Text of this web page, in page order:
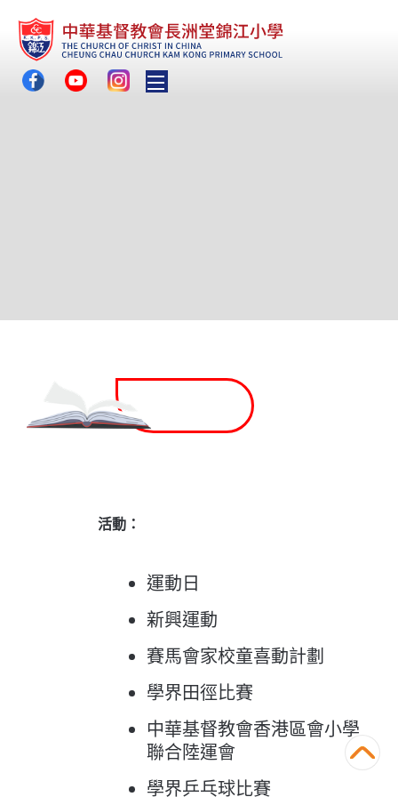
活動：
運動日
新興運動
賽馬會家校童喜動計劃
學界田徑比賽
中華基督教會香港區會小學
聯合陸運會
學界乒乓球比賽